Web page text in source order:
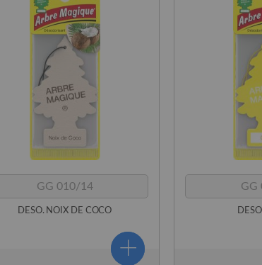
GG 010/14
DESO. NOIX DE COCO
GG